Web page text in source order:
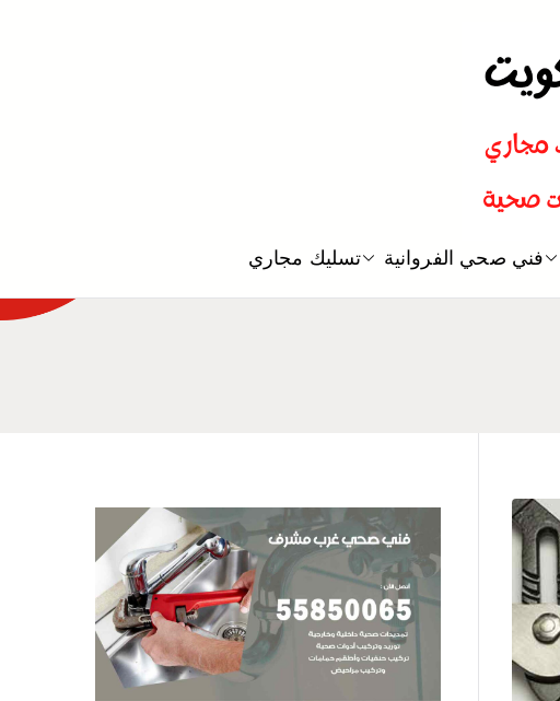
افضل معلم صحي
فني صحي الفروانية تسليك مجاري